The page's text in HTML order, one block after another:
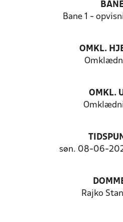
Bane 1 -
OMKL.
OMKL.
søn. 08-06-
Rajko